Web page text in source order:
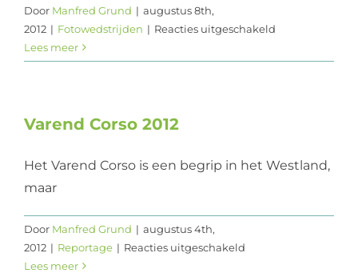
Door Manfred Grund | augustus 8th,
2012 | Fotowedstrijden | Reacties uitgeschakeld
Lees meer
Varend Corso 2012
Het Varend Corso is een begrip in het Westland,
maar
Door Manfred Grund | augustus 4th,
2012 | Reportage | Reacties uitgeschakeld
Lees meer